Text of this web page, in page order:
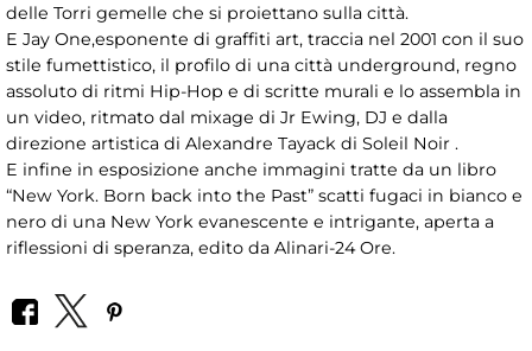
delle Torri gemelle che si proiettano sulla città.
E Jay One,esponente di graffiti art, traccia nel 2001 con il suo
stile fumettistico, il profilo di una città underground, regno
assoluto di ritmi Hip-Hop e di scritte murali e lo assembla in
un video, ritmato dal mixage di Jr Ewing, DJ e dalla
direzione artistica di Alexandre Tayack di Soleil Noir .
E infine in esposizione anche immagini tratte da un libro
“New York. Born back into the Past” scatti fugaci in bianco e
nero di una New York evanescente e intrigante, aperta a
riflessioni di speranza, edito da Alinari-24 Ore.